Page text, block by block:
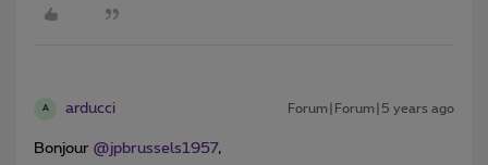
A arducci Forum|Forum|5 years ago
Bonjour @jpbrussels1957,